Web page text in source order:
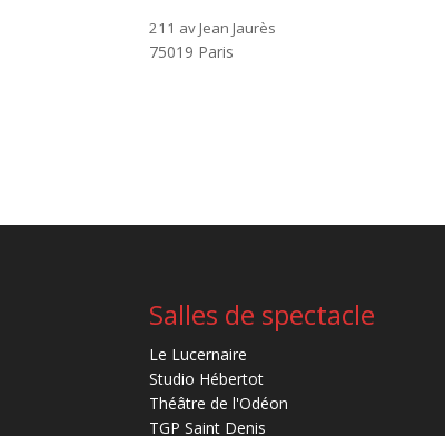
211 av Jean Jaurès
75019 Paris
Salles de spectacle
Le Lucernaire
Studio Hébertot
Théâtre de l'Odéon
TGP Saint Denis